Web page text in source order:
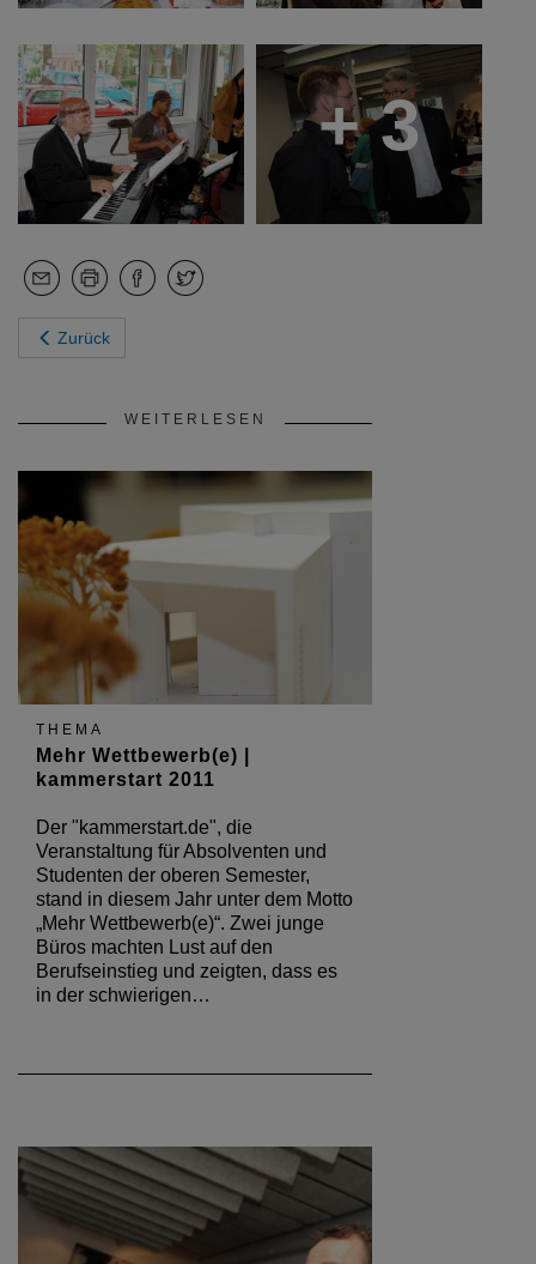
+ 3
Zurück
WEITERLESEN
THEMA
Mehr Wettbewerb(e) |
kammerstart 2011
Der "kammerstart.de", die
Veranstaltung für Absolventen und
Studenten der oberen Semester,
stand in diesem Jahr unter dem Motto
„Mehr Wettbewerb(e)“. Zwei junge
Büros machten Lust auf den
Berufseinstieg und zeigten, dass es
in der schwierigen…